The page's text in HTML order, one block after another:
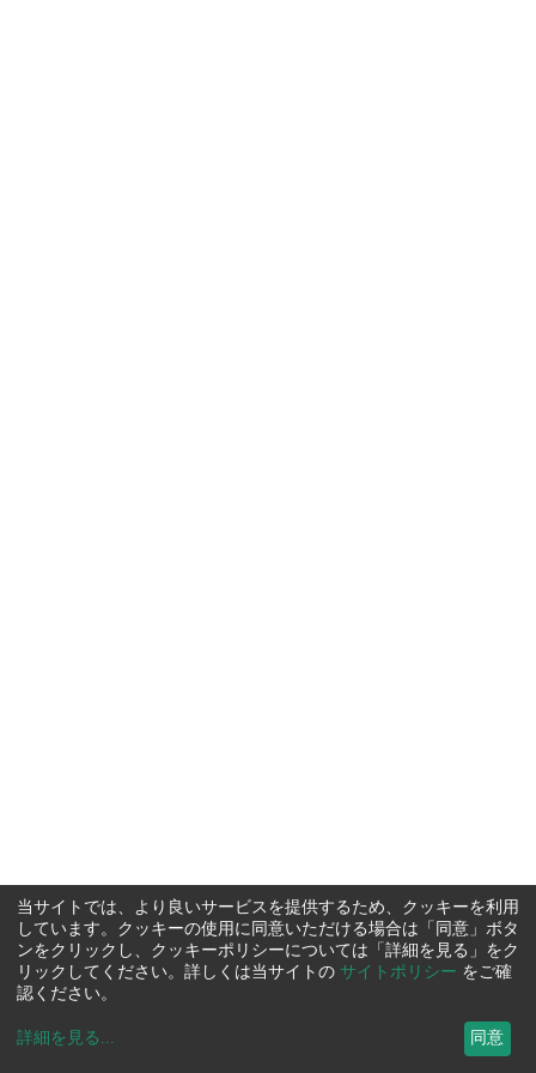
当サイトでは、より良いサービスを提供するため、クッキーを利用
しています。クッキーの使用に同意いただける場合は「同意」ボタ
ンをクリックし、クッキーポリシーについては「詳細を見る」をク
リックしてください。詳しくは当サイトの サイトポリシー をご確
認ください。
詳細を見る ... 同意